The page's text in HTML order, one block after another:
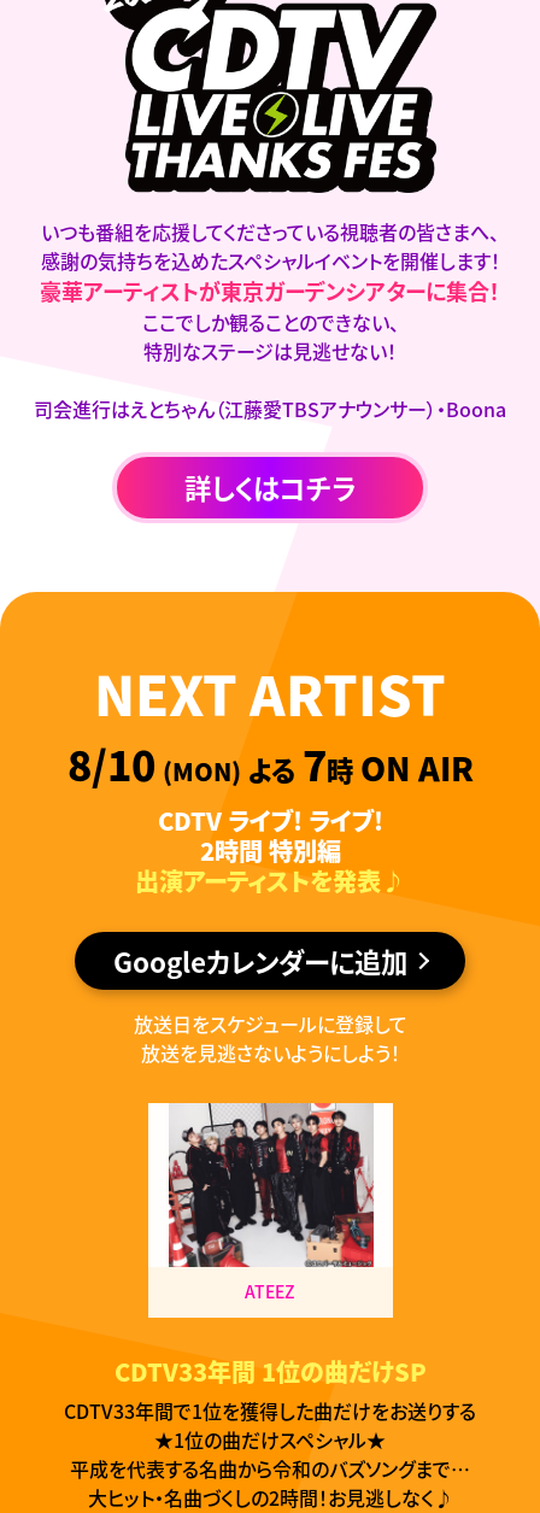
いつも番組を応援してくださっている視聴者の皆さまへ、
感謝の気持ちを込めたスペシャルイベントを開催します！
豪華アーティストが東京ガーデンシアターに集合！
ここでしか観ることのできない、
特別なステージは見逃せない！
司会進行はえとちゃん（江藤愛TBSアナウンサー） ・Boona
詳しくはコチラ
NEXT ARTIST
8/10 (MON) よる 7時ON AIR
CDTV ライブ! ライブ!
2時間 特別編
出演アーティストを発表♪
Googleカレンダーに追加
放送日をスケジュールに登録して
放送を見逃さないようにしよう！
ATEEZ
CDTV33年間 1位の曲だけSP
CDTV33年間で1位を獲得した曲だけをお送りする
★1位の曲だけスペシャル★
平成を代表する名曲から令和のバズソングまで…
大ヒット・名曲づくしの2時間！お見逃しなく♪